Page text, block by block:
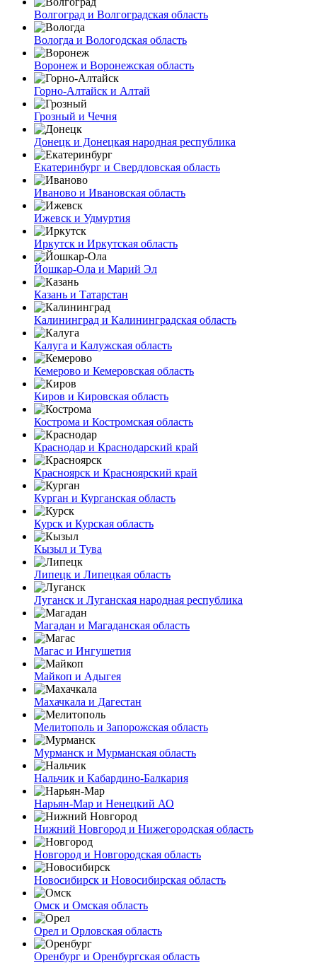
Волгоград и Волгоградская область
Вологда и Вологодская область
Воронеж и Воронежская область
Горно-Алтайск и Алтай
Грозный и Чечня
Донецк и Донецкая народная республика
Екатеринбург и Свердловская область
Иваново и Ивановская область
Ижевск и Удмуртия
Иркутск и Иркутская область
Йошкар-Ола и Марий Эл
Казань и Татарстан
Калининград и Калининградская область
Калуга и Калужская область
Кемерово и Кемеровская область
Киров и Кировская область
Кострома и Костромская область
Краснодар и Краснодарский край
Красноярск и Красноярский край
Курган и Курганская область
Курск и Курская область
Кызыл и Тува
Липецк и Липецкая область
Луганск и Луганская народная республика
Магадан и Магаданская область
Магас и Ингушетия
Майкоп и Адыгея
Махачкала и Дагестан
Мелитополь и Запорожская область
Мурманск и Мурманская область
Нальчик и Кабардино-Балкария
Нарьян-Мар и Ненецкий АО
Нижний Новгород и Нижегородская область
Новгород и Новгородская область
Новосибирск и Новосибирская область
Омск и Омская область
Орел и Орловская область
Оренбург и Оренбургская область